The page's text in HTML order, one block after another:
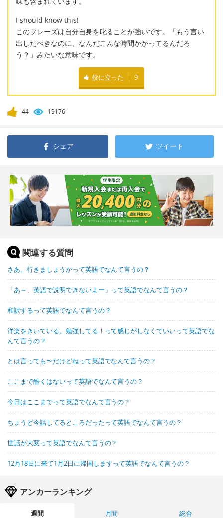
I should know this!
このフレーズは自分自身を叱ることが強いです。「もう言い
出したべきなのに、なんだこんな時間かかってるんだろ
う？」みたいな意味です。
役に立った 9
44 19176
シェア ツイート
関連する質問
さあ。行きましょうかって英語でなんて言うの？
「あ～、英語で説明できないよー」って英語でなんて言うの？
和訳するって英語でなんて言うの？
洋楽をきいている。勉強してる！って感じがしなくていいって英語でな
んて言うの？
とは言っても〜だけどねって英語でなんて言うの？
ここまで酷くはないって英語でなんて言うの？
今日はここまでって英語でなんて言うの？
ちょうど今話してるところだったって英語でなんて言うの？
世話が大変って英語でなんて言うの？
12月18日に来て1月2日に帰国しますって英語でなんて言うの？
アンカーランキング
週間 月間
総合